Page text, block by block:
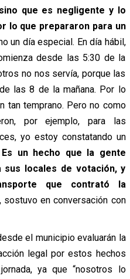
que es negligente y lo
lo que prepararon para un
un día especial. En día hábil,
desde las 5:30 de la
no nos servía, porque las
las 8 de la mañana. Por lo
tan temprano. Pero no como
por ejemplo, para las
yo estoy constatando un
un hecho que la gente
sus locales de votación, y
que contrató la
sostuvo en conversación con
el municipio evaluarán la
legal por estos hechos
ya que “nosotros lo